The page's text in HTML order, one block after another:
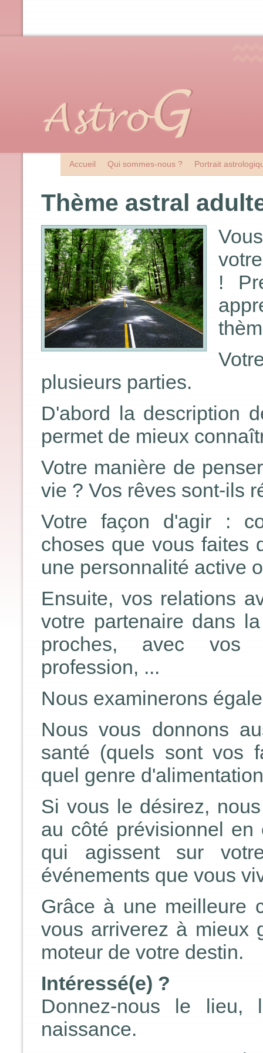
Accueil Qui sommes-nous ? Portrait
Thème astral
!
plusieurs parties.
D'abord la description
permet de mieux
Votre manière de
vie ? Vos rêves sont-ils
Votre façon d'agir :
choses que vous faites
une personnalité active
Ensuite, vos relations
votre partenaire dans
proches, avec vos
profession, ...
Nous examinerons
Nous vous donnons
santé (quels sont vos
quel genre
Si vous le désirez,
au côté prévisionnel
qui agissent sur
événements que vous
Grâce à une meilleure
vous arriverez à mieux
moteur de votre destin.
Intéressé(e) ?
Donnez-nous le
naissance.